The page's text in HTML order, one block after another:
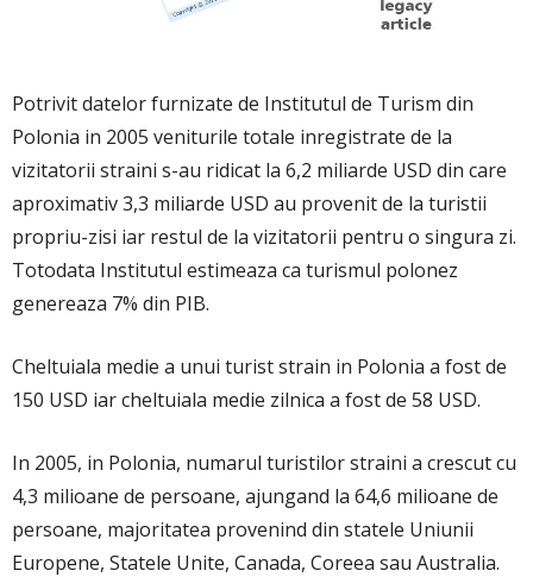
Potrivit datelor furnizate de Institutul de Turism din
Polonia in 2005 veniturile totale inregistrate de la
vizitatorii straini s-au ridicat la 6,2 miliarde USD din care
aproximativ 3,3 miliarde USD au provenit de la turistii
propriu-zisi iar restul de la vizitatorii pentru o singura zi.
Totodata Institutul estimeaza ca turismul polonez
genereaza 7% din PIB.
Cheltuiala medie a unui turist strain in Polonia a fost de
150 USD iar cheltuiala medie zilnica a fost de 58 USD.
In 2005, in Polonia, numarul turistilor straini a crescut cu
4,3 milioane de persoane, ajungand la 64,6 milioane de
persoane, majoritatea provenind din statele Uniunii
Europene, Statele Unite, Canada, Coreea sau Australia.